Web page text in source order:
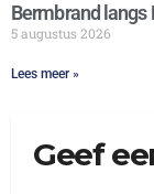
Bermbrand
5 augustus 2026
Lees meer »
Geef